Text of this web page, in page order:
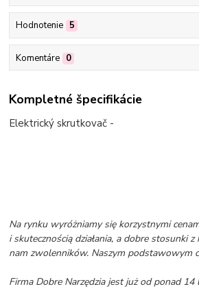
Hodnotenie 5
Komentáre 0
Kompletné špecifikácie
Elektrický skrutkovač -
Na rynku wyróżniamy się korzystnymi
i skutecznością działania, a dobre stosunki
nam zwolenników. Naszym podstawowym
Firma Dobre Narzędzia jest już od ponad 14